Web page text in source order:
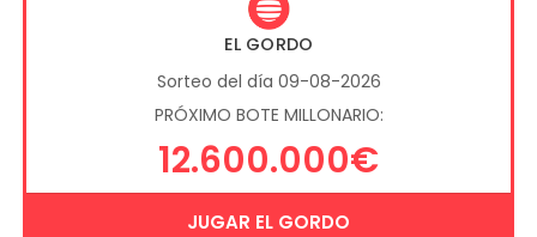
EL GORDO
Sorteo del día 09-08-2026
PRÓXIMO BOTE MILLONARIO:
12.600.000€
JUGAR EL GORDO